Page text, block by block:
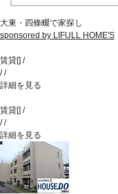
大東・四條畷で家探し
sponsored by LIFULL HOME'S
賃貸[] /
//
詳細を見る
賃貸[] /
//
詳細を見る